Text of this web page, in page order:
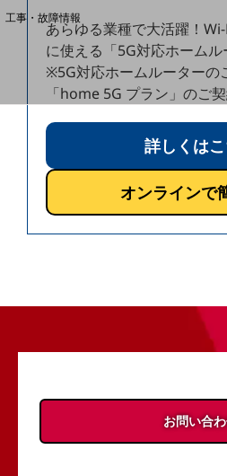
工事・故障情報
お客さまサポートサイト
SDPFナレッジセンター
NTTドコモ 通信障害情報
あらゆる業種で大活躍！
に使える「5G対応ホームル
※5G対応ホームルーターの
「home 5G プラン」のご
詳しくは
オンラインで
お問い合